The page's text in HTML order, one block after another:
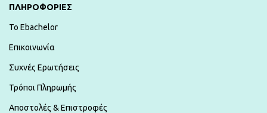
ΠΛΗΡΟΦΟΡΙΕΣ
To Ebachelor
Επικοινωνία
Συχνές Ερωτήσεις
Τρόποι Πληρωμής
Αποστολές & Επιστροφές